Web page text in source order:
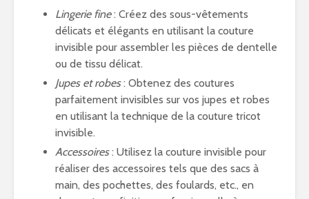
Lingerie fine: Créez des sous-vêtements
délicats et élégants en utilisant la couture
invisible pour assembler les pièces de dentelle
ou de tissu délicat.
Jupes et robes: Obtenez des coutures
parfaitement invisibles sur vos jupes et robes
en utilisant la technique de la couture tricot
invisible.
Accessoires: Utilisez la couture invisible pour
réaliser des accessoires tels que des sacs à
main, des pochettes, des foulards, etc., en